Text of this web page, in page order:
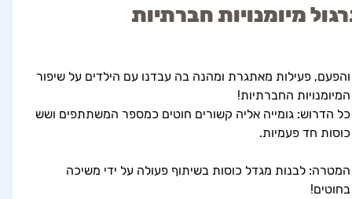
מיומנויות חברתיות
והפעם, פעילות מאתגרת ומהנה בה עבדנו עם הילדים על שיפור
המיומנויות החברתיות!
כל הדרוש: גומייה אליה קשורים חוטים כמספר המשתתפים ושש
כוסות חד פעמיות.
המטרה: לבנות מגדל כוסות בשיתוף פעולה על ידי משיכה
בחוטים!